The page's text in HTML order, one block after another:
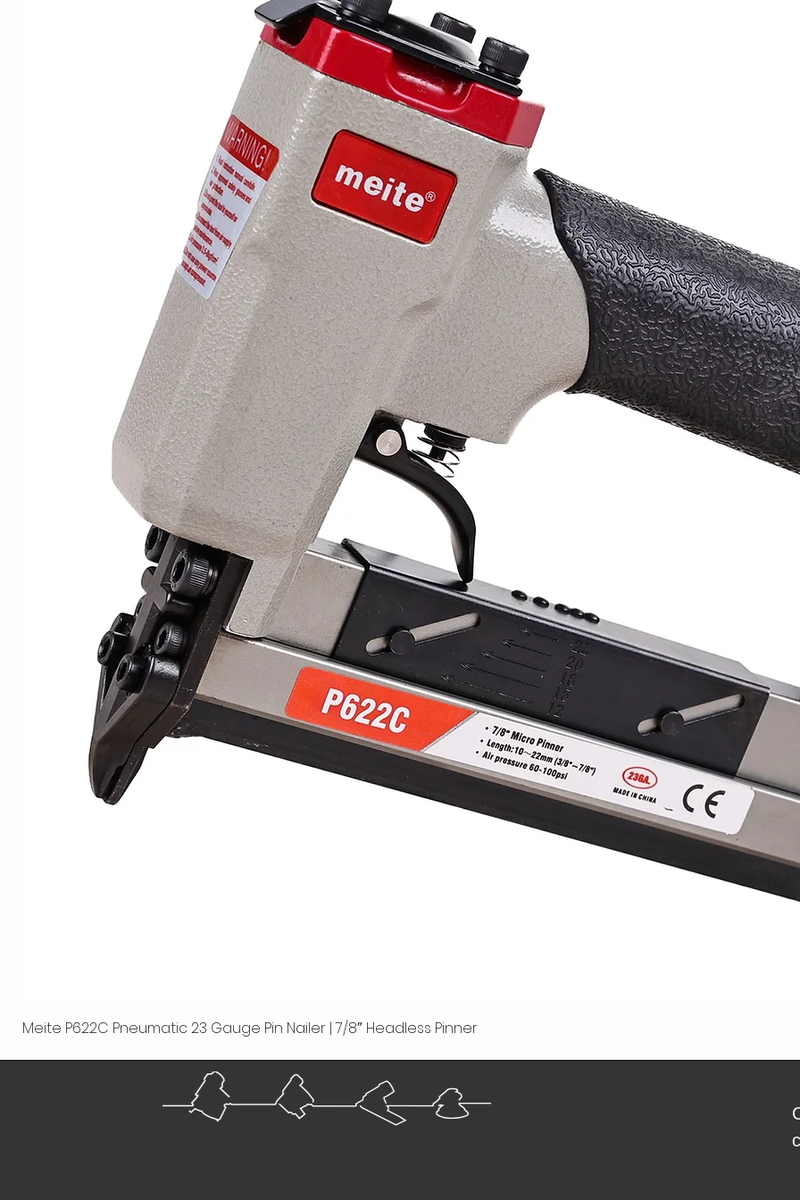
Meite P622C Pneumatic 23 Gauge Pin Nailer | 7/8″ Headless Pinner
с